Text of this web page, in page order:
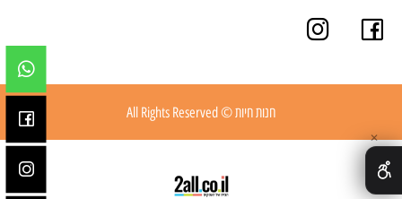
חנות חיות © All Rights Reserved
✕